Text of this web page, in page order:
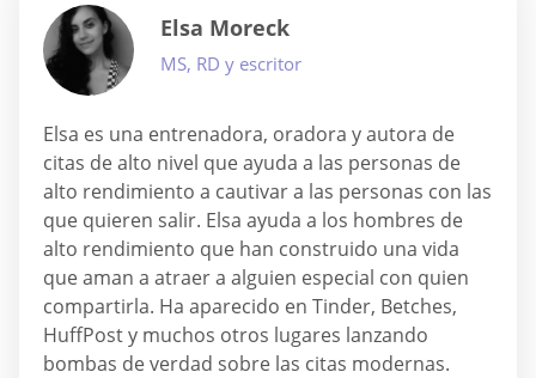
Elsa Moreck
MS, RD y escritor
Elsa es una entrenadora, oradora y autora de
citas de alto nivel que ayuda a las personas de
alto rendimiento a cautivar a las personas con las
que quieren salir. Elsa ayuda a los hombres de
alto rendimiento que han construido una vida
que aman a atraer a alguien especial con quien
compartirla. Ha aparecido en Tinder, Betches,
HuffPost y muchos otros lugares lanzando
bombas de verdad sobre las citas modernas.